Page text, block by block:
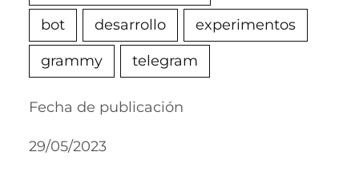
bot desarrollo experimentos
grammy telegram
Fecha de publicación
29/05/2023